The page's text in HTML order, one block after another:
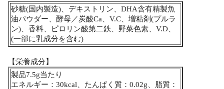
砂糖(国内製造)、デキストリン、DHA含有精製魚
油パウダー、酵母／炭酸Ca、V.C、増粘剤(プルラ
ン)、香料、ピロリン酸第二鉄、野菜色素、V.D、
(一部に乳成分を含む)
【栄養成分】
製品7.5g当たり
エネルギー：30kcal、たんぱく質：0.02g、脂質：